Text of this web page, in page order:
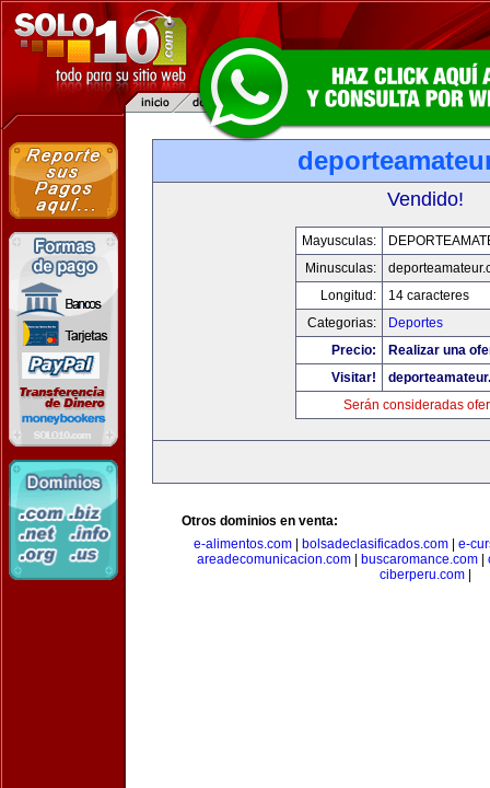
Vendido!
Mayusculas:
Minusculas:
Longitud:
14 caracteres
Categorias:
Deportes
Precio:
Realizar una
Visitar!
Serán consideradas
Otros dominios en venta:
e-alimentos.com| bolsadeclasificados.com| e-
areadecomunicacion.com| buscaromance.com|
ciberperu.com